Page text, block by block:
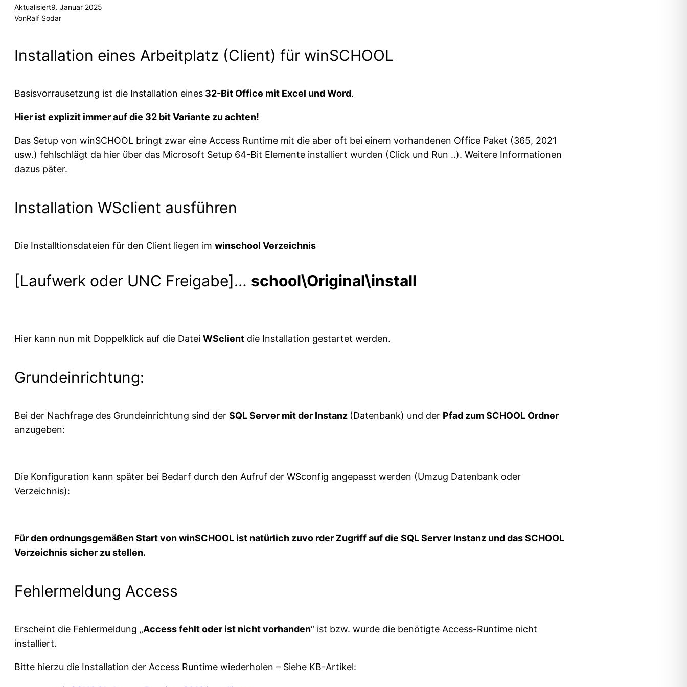
Aktualisiert9. Januar 2025
VonRalf Sodar
Installation eines Arbeitplatz (Client) für winSCHOOL
Basisvorrausetzung ist die Installation eines 32-Bit Office mit Excel und Word.
Hier ist explizit immer auf die 32 bit Variante zu achten!
Das Setup von winSCHOOL bringt zwar eine Access Runtime mit die aber oft bei einem vorhandenen Office Paket (365, 2021
usw.) fehlschlägt da hier über das Microsoft Setup 64-Bit Elemente installiert wurden (Click und Run ..). Weitere Informationen
dazus päter.
Installation WSclient ausführen
Die Installtionsdateien für den Client liegen im winschool Verzeichnis
[Laufwerk oder UNC Freigabe]… school\Original\install
Hier kann nun mit Doppelklick auf die Datei WSclient die Installation gestartet werden.
Grundeinrichtung:
Bei der Nachfrage des Grundeinrichtung sind der SQL Server mit der Instanz (Datenbank) und der Pfad zum SCHOOL Ordner
anzugeben:
Die Konfiguration kann später bei Bedarf durch den Aufruf der WSconfig angepasst werden (Umzug Datenbank oder
Verzeichnis):
Für den ordnungsgemäßen Start von winSCHOOL ist natürlich zuvo rder Zugriff auf die SQL Server Instanz und das SCHOOL
Verzeichnis sicher zu stellen.
Fehlermeldung Access
Erscheint die Fehlermeldung „Access fehlt oder ist nicht vorhanden“ ist bzw. wurde die benötigte Access-Runtime nicht
installiert.
Bitte hierzu die Installation der Access Runtime wiederholen – Siehe KB-Artikel: